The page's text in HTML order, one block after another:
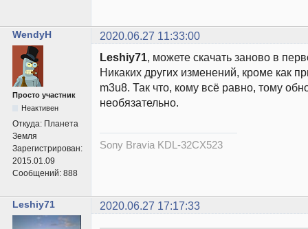
WendyH 2020.06.27 11:33:00
Просто участник
Неактивен
Откуда: Планета
Земля
Зарегистрирован:
2015.01.09
Сообщений: 888
Leshiy71, можете скачать заново в
Никаких других изменений, кроме как
m3u8. Так что, кому всё равно, тому
необязательно.
Sony Bravia KDL-32CX523
Leshiy71 2020.06.27 17:17:33